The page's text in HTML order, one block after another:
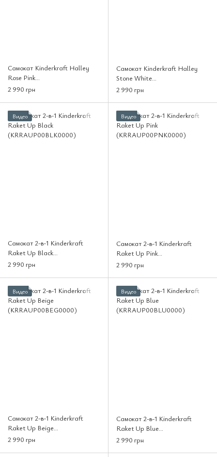
Самокат Kinderkraft Halley
Rose Pink
(KRHALL00PNK0000)
2 990 грн
Самокат Kinderkraft Halley
Stone White
(KRHALL00WHT0000)
2 990 грн
Видео
Самокат 2-в-1 Kinderkraft
Raket Up Black
(KRRAUP00BLK0000)
2 990 грн
Видео
Самокат 2-в-1 Kinderkraft
Raket Up Pink
(KRRAUP00PNK0000)
2 990 грн
Видео
Самокат 2-в-1 Kinderkraft
Raket Up Beige
(KRRAUP00BEG0000)
2 990 грн
Видео
Самокат 2-в-1 Kinderkraft
Raket Up Blue
(KRRAUP00BLU0000)
2 990 грн